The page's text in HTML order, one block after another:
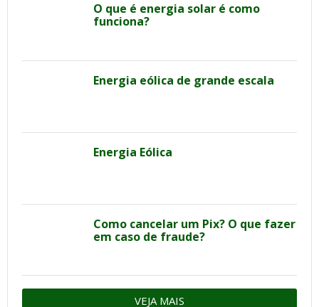
O que é energia solar é como
funciona?
Energia eólica de grande escala
Energia Eólica
Como cancelar um Pix? O que fazer
em caso de fraude?
VEJA MAIS